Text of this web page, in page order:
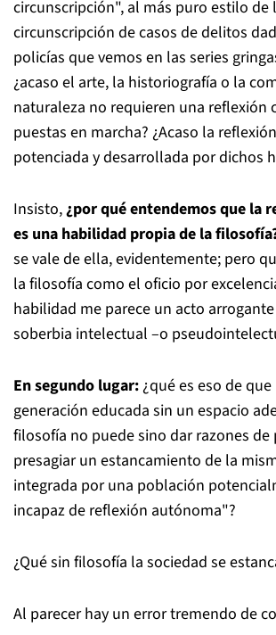
circunscripción", al más puro estilo de
circunscripción de casos de delitos
policías que vemos en las series
¿acaso el arte, la historiografía o la
naturaleza no requieren una reflexión
puestas en marcha? ¿Acaso la
potenciada y desarrollada por dichos
Insisto,¿por qué entendemos que la
es una habilidad propia de la
se vale de ella, evidentemente; pero
la filosofía como el oficio por
habilidad me parece un acto
soberbia intelectual –o
En segundo lugar:¿qué es eso de
generación educada sin un espacio
filosofía no puede sino dar razones de
presagiar un estancamiento de la
integrada por una población
incapaz de reflexión autónoma"?
¿Qué sin filosofía la sociedad se
Al parecer hay un error tremendo de